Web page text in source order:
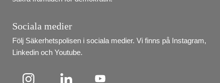
Sociala medier
Följ Säkerhetspolisen i sociala medier. Vi finns på Instagram,
Linkedin och Youtube.